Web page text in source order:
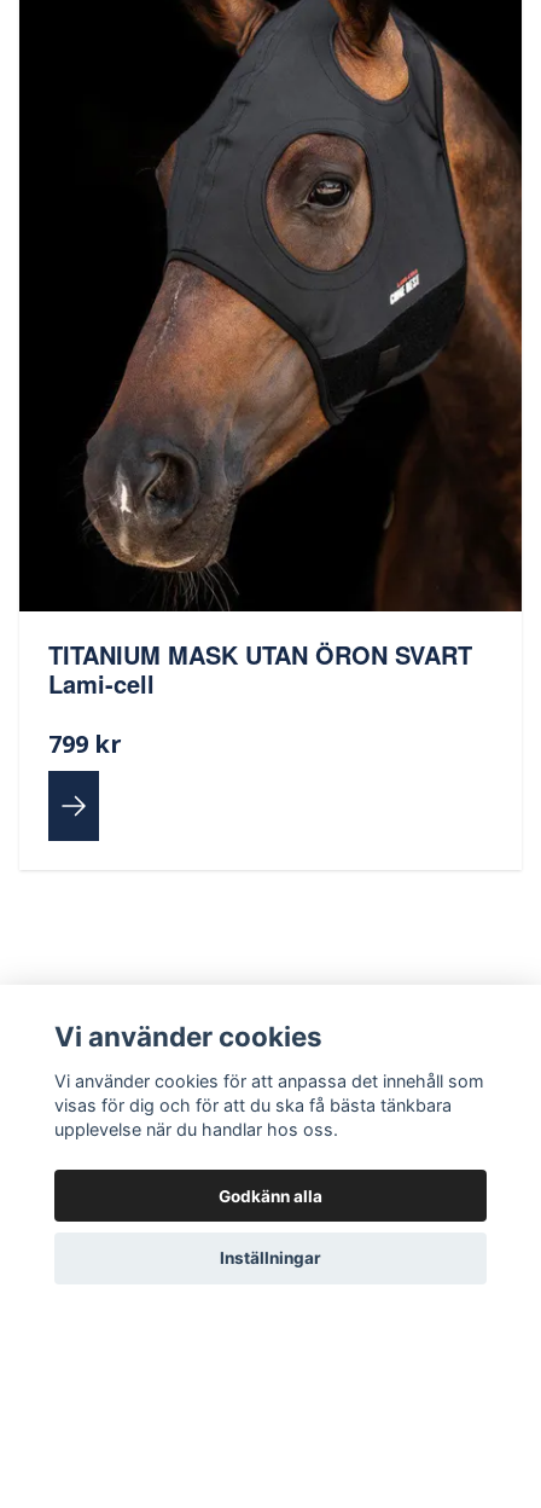
TITANIUM MASK UTAN ÖRON SVART
Lami-cell
799 kr
Läs mer
Kontakt
Storleksguide
Köpvillkor
Vi använder cookies
Vi använder cookies för att anpassa det innehåll som
visas för dig och för att du ska få bästa tänkbara
upplevelse när du handlar hos oss.
Godkänn alla
Inställningar